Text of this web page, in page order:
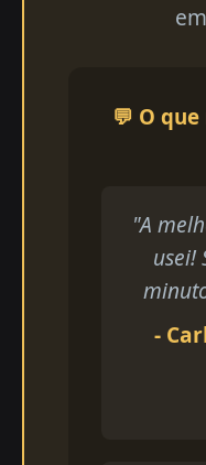
💬 O
"A
usei!
-